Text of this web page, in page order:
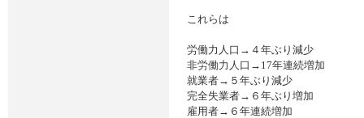
これらは
労働力人口→４年ぶり減少
非労働力人口→17年連続増加
就業者→５年ぶり減少
完全失業者→６年ぶり増加
雇用者→６年連続増加